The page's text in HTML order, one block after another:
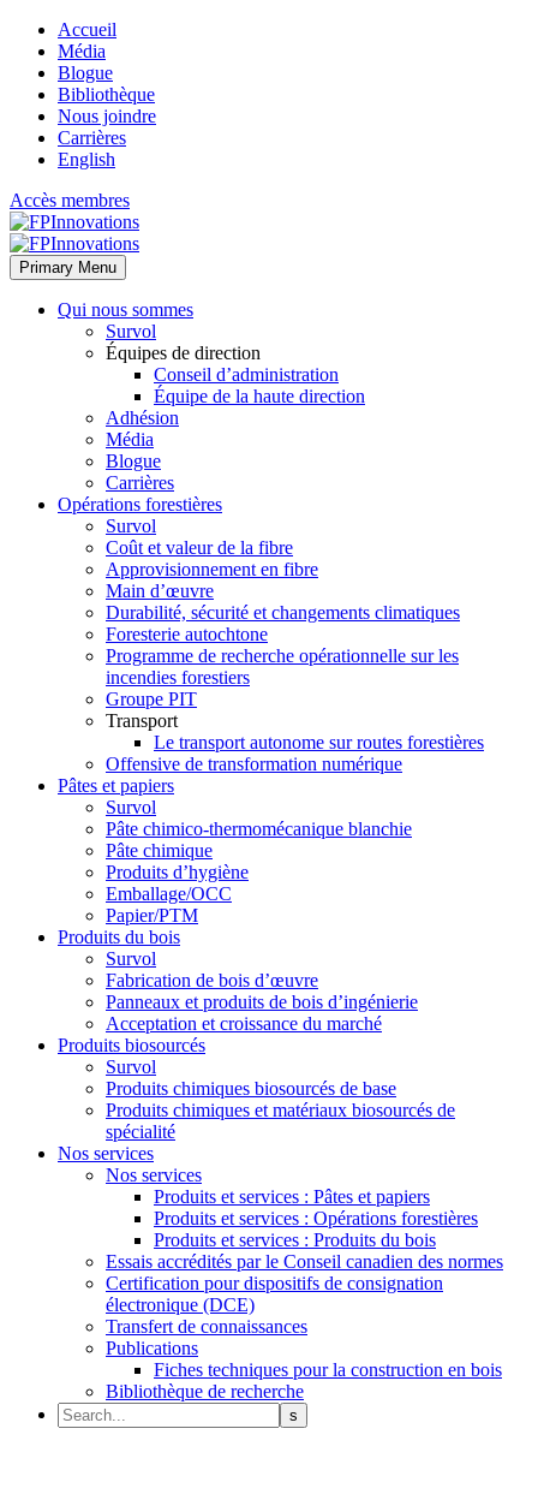
Accueil
Média
Blogue
Bibliothèque
Nous joindre
Carrières
English
Accès membres
Primary Menu
Qui nous sommes
Survol
Équipes de direction
Conseil d’administration
Équipe de la haute direction
Adhésion
Média
Blogue
Carrières
Opérations forestières
Survol
Coût et valeur de la fibre
Approvisionnement en fibre
Main d’œuvre
Durabilité, sécurité et changements climatiques
Foresterie autochtone
Programme de recherche opérationnelle sur les
incendies forestiers
Groupe PIT
Transport
Le transport autonome sur routes forestières
Offensive de transformation numérique
Pâtes et papiers
Survol
Pâte chimico-thermomécanique blanchie
Pâte chimique
Produits d’hygiène
Emballage/OCC
Papier/PTM
Produits du bois
Survol
Fabrication de bois d’œuvre
Panneaux et produits de bois d’ingénierie
Acceptation et croissance du marché
Produits biosourcés
Survol
Produits chimiques biosourcés de base
Produits chimiques et matériaux biosourcés de
spécialité
Nos services
Nos services
Produits et services : Pâtes et papiers
Produits et services : Opérations forestières
Produits et services : Produits du bois
Essais accrédités par le Conseil canadien des normes
Certification pour dispositifs de consignation
électronique (DCE)
Transfert de connaissances
Publications
Fiches techniques pour la construction en bois
Bibliothèque de recherche